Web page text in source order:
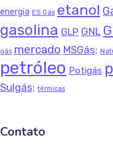
energia ES Gás etanol
gasolina GLP GNL
gás mercado MSGás;
petróleo Potigás
Sulgás; térmicas
Contato